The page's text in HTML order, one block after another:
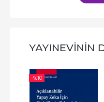
YAYINEVININ
-%10